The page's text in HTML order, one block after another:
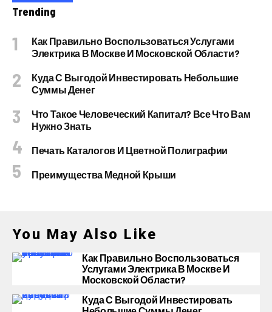
Trending
Как Правильно Воспользоваться Услугами
Электрика В Москве И Московской Области?
Куда С Выгодой Инвестировать Небольшие
Суммы Денег
Что Такое Человеческий Капитал? Все Что Вам
Нужно Знать
Печать Каталогов И Цветной Полиграфии
Преимущества Медной Крыши
You May Also Like
Как Правильно Воспользоваться
Услугами Электрика В Москве И
Московской Области?
Куда С Выгодой Инвестировать